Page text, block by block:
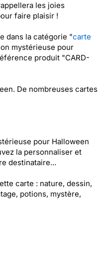
les joies
faire plaisir !
dans la catégorie "carte
mystérieuse pour
produit "CARD-
De nombreuses cartes
pour Halloween
la personnaliser et
destinataire...
carte : nature, dessin,
potions, mystère,